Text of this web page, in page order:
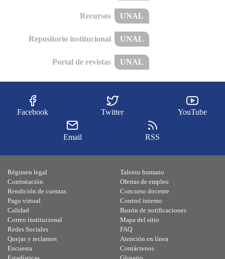
Recursos UNAL
Repositorio institucional UNAL
Portal de revistas UNAL
Facebook Twitter YouTube
Email RSS
Régimen legal
Contratación
Rendición de cuentas
Pago virtual
Calidad
Talento humano
Ofertas de empleo
Concurso docente
Control interno
Buzón de notificaciones
Correo institucional
Redes Sociales
Quejas y reclamos
Encuesta
Mapa del sitio
FAQ
Atención en línea
Contáctenos